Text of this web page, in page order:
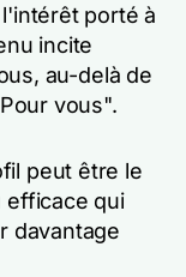
porté à
incite
au-delà de
vous".
peut être le
efficace qui
davantage